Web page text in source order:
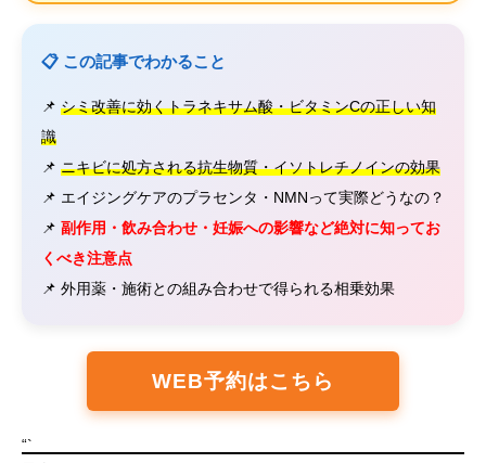
📋 この記事でわかること
📌 シミ改善に効くトラネキサム酸・ビタミンCの正しい知
識
📌 ニキビに処方される抗生物質・イソトレチノインの効果
📌 エイジングケアのプラセンタ・NMNって実際どうなの？
📌 副作用・飲み合わせ・妊娠への影響など絶対に知ってお
くべき注意点
📌 外用薬・施術との組み合わせで得られる相乗効果
WEB予約はこちら
“`